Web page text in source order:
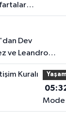
ve Leandro